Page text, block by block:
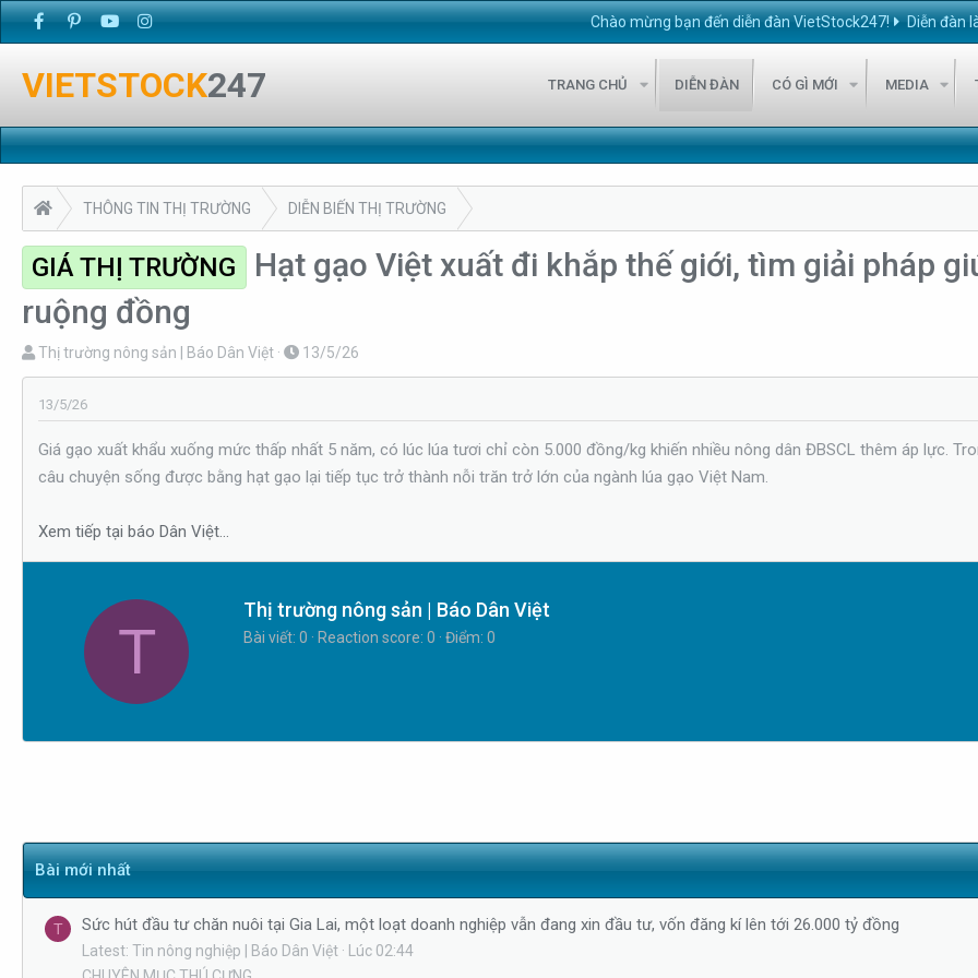
Chào mừng bạn đến diễn đàn VietStock247! Diễn đàn là nơi hội
VIETSTOCK247 TRANG CHỦ DIỄN ĐÀN CÓ GÌ MỚI MEDIA
THÔNG TIN THỊ TRƯỜNG DIỄN BIẾN THỊ TRƯỜNG
GIÁ THỊ TRƯỜNG
Hạt gạo Việt xuất đi khắp thế giới, tìm giải pháp
ruộng đồng
T
h
r
e
a
d
t
Thị trường nông sản | Báo Dân Việt
N
g
y
g
ử
13/5/26
13/5/26
Giá gạo xuất khẩu xuống mức thấp nhất 5 năm, có lúc lúa tươi chỉ còn 5.000 đồng/kg khiến nhiều nông dân ĐBSCL thêm áp lực.
câu chuyện sống được bằng hạt gạo lại tiếp tục trở thành nỗi trăn trở lớn của ngành lúa gạo Việt Nam.
Xem tiếp tại báo Dân Việt...
T
W
r
Thị trường nông sản | Báo Dân Việt
Bài viết 0 Reaction score 0 Điểm 0
Bài mới nhất
T Sức hút đầu tư chăn nuôi tại Gia Lai, một loạt doanh nghiệp vẫn đang xin đầu tư, vốn đăng kí lên tới 26.000 tỷ đồng
Latest: Tin nông nghiệp | Báo Dân Việt
Lúc 02:44